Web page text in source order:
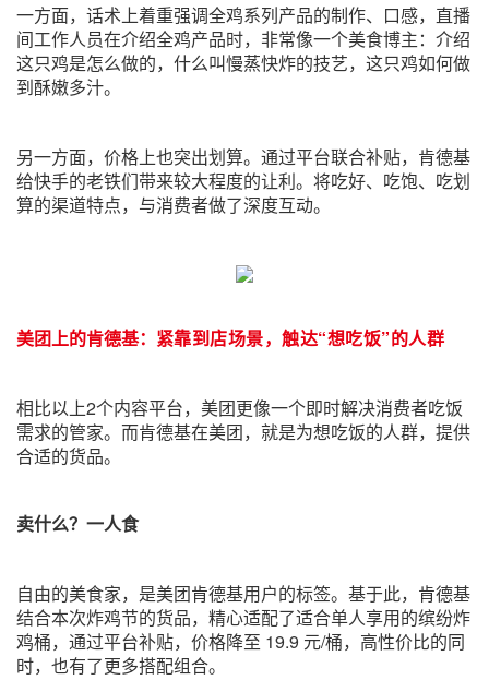
一方面，话术上着重强调全鸡系列产品的制作、口感，直播
间工作人员在介绍全鸡产品时，非常像一个美食博主：介绍
这只鸡是怎么做的，什么叫慢蒸快炸的技艺，这只鸡如何做
到酥嫩多汁。
另一方面，价格上也突出划算。通过平台联合补贴，肯德基
给快手的老铁们带来较大程度的让利。将吃好、吃饱、吃划
算的渠道特点，与消费者做了深度互动。
美团上的肯德基： 紧靠到店场景，触达“想吃饭”的人群
相比以上2个内容平台，美团更像一个即时解决消费者吃饭
需求的管家。而肯德基在美团，就是为想吃饭的人群，提供
合适的货品。
卖什么？一人食
自由的美食家，是美团肯德基用户的标签。基于此，肯德基
结合本次炸鸡节的货品，精心适配了适合单人享用的缤纷炸
鸡桶，通过平台补贴，价格降至 19.9 元/桶，高性价比的同
时，也有了更多搭配组合。